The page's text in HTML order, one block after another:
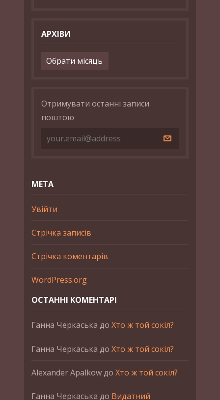
АРХІВИ
Архіви
Отримувати останні записи
поштою
МЕТА
Увійти
Стрічка записів
Стрічка коментарів
WordPress.org
ОСТАННІ КОМЕНТАРІ
Ганна Черкаська до Хто ж той сокіл?
Ганна Черкаська до Хто ж той сокіл?
Alexander Apalkowдо Хто ж той сокіл?
Ганна Черкаська до Видатний